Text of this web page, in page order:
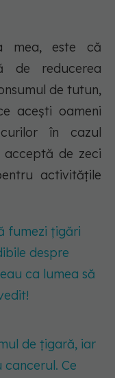
mea, este că
de reducerea
de tutun,
acești oameni
în cazul
de zeci
activitățile
fumezi țigări
despre
ca lumea să
de țigară, iar
Ce